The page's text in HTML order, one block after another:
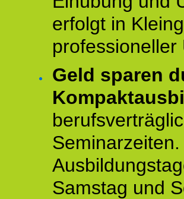
erfolgt in
Geld sparen
Seminarzeiten.
Samstag und